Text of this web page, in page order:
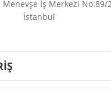
İş Merkezi No:89/
İstanbul